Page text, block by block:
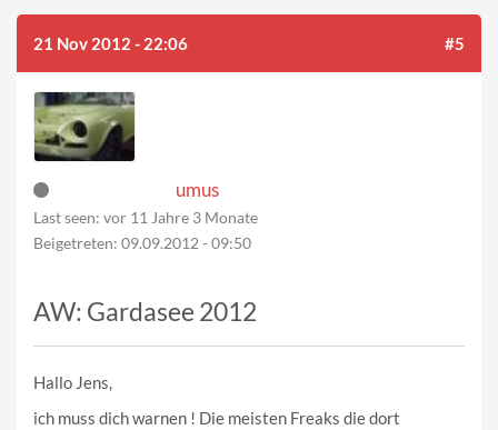
21 Nov 2012 - 22:06 #5
umus
Last seen: vor 11 Jahre 3 Monate
Beigetreten: 09.09.2012 - 09:50
AW: Gardasee 2012
Hallo Jens,
ich muss dich warnen ! Die meisten Freaks die dort